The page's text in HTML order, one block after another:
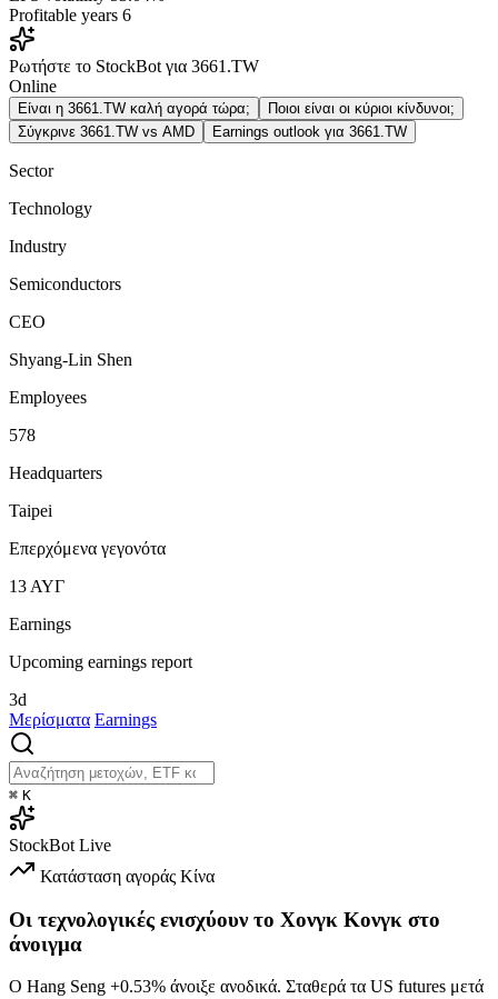
Profitable years 6
Ρωτήστε το StockBot για 3661.TW
Online
Είναι η 3661.TW καλή αγορά τώρα;
Ποιοι είναι οι κύριοι κίνδυνοι;
Σύγκρινε 3661.TW vs AMD
Earnings outlook για 3661.TW
Sector
Technology
Industry
Semiconductors
CEO
Shyang-Lin Shen
Employees
578
Headquarters
Taipei
Επερχόμενα γεγονότα
13 ΑΥΓ
Earnings
Upcoming earnings report
3d
Μερίσματα Earnings
⌘ K
StockBot Live
Κατάσταση αγοράς Κίνα
Οι τεχνολογικές ενισχύουν το Χονγκ Κονγκ στο
άνοιγμα
Ο Hang Seng +0.53% άνοιξε ανοδικά. Σταθερά τα US futures μετά